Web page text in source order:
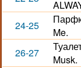
24-25
Me.
26-27
Musk.